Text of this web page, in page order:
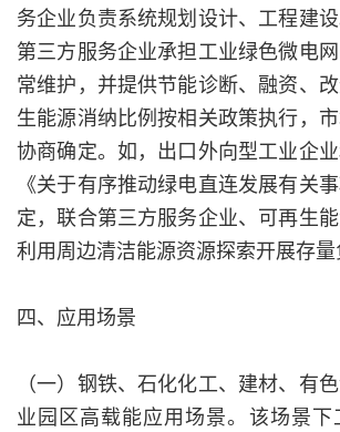
务企业负责系统规划设计、工程建设
第三方服务企业承担工业绿色微电
常维护，并提供节能诊断、融资、
生能源消纳比例按相关政策执行，
协商确定。如，出口外向型工业企
《关于有序推动绿电直连发展有关
定，联合第三方服务企业、可再生能
利用周边清洁能源资源探索开展存量
四、应用场景
（一）钢铁、石化化工、建材、有
业园区高载能应用场景。该场景